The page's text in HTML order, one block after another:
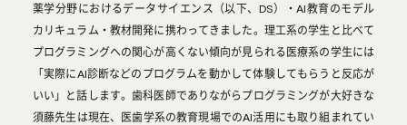
薬学分野におけるデータサイエンス（以下、DS）・AI教育のモデル
カリキュラム・教材開発に携わってきました。理工系の学生と比べて
プログラミングへの関心が高くない傾向が見られる医療系の学生には
「実際にAI診断などのプログラムを動かして体験してもらうと反応が
いい」と話します。歯科医師でありながらプログラミングが大好きな
須藤先生は現在、医歯学系の教育現場でのAI活用にも取り組まれてい